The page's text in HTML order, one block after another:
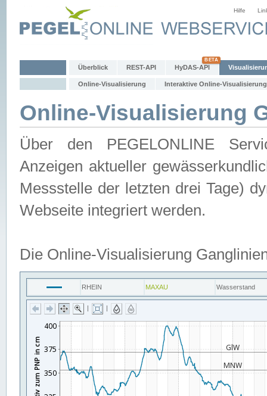
Hilfe
Überblick REST-API HyDAS-API
Online-Visualisierung Interaktive Online-Visualisierung
Online-Visualisierung
Über den PEGELONLINE
Anzeigen aktueller
Messstelle der letzten drei Tage)
Webseite integriert werden.
Die Online-Visualisierung